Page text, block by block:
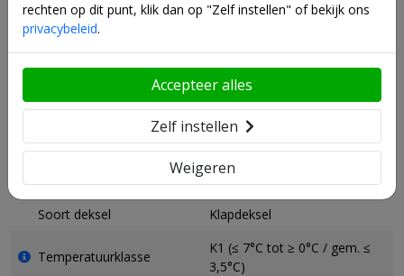
Verlichting
Automatische ontdooiing
Koelmiddel
R 600a (isobutaan)
Gewicht
1001 kg
Geluidsniveau
42 dB(A)
Soort deksel
Klapdeksel
Temperatuurklasse
K1 (≤ 7°C tot ≥ 0°C / gem. ≤
3,5°C)
rechten op dit punt, klik dan op "Zelf instellen" of bekijk ons
privacybeleid.
Weigeren
Zelf instellen
Accepteer alles